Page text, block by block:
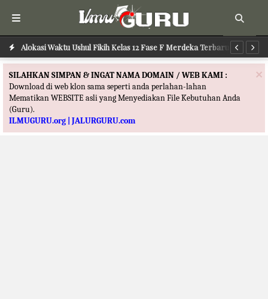
Alokasi Waktu Ushul Fikih Kelas 12 Fase F Merdeka Terbaru
Alokasi Waktu Ilmu Tafsir Kelas 12 Fase F Merdeka Terbaru
×
SILAHKAN SIMPAN & INGAT NAMA DOMAIN / WEB KAMI :
Download di web klon sama seperti anda perlahan-lahan
Mematikan WEBSITE asli yang Menyediakan File Kebutuhan Anda
(Guru).
ILMUGURU.org | JALURGURU.com